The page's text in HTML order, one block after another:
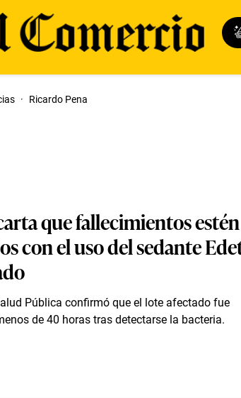
· Ricardo Pena
que fallecimientos estén
con el uso del sedante
Pública confirmó que el lote afectado fue
de 40 horas tras detectarse la bacteria.